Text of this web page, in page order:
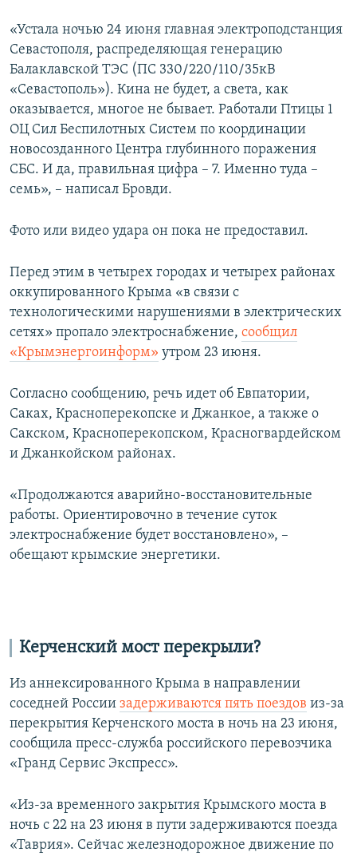
«Устала ночью 24 июня главная электроподстанция
Севастополя, распределяющая генерацию
Балаклавской ТЭС (ПС 330/220/110/35кВ
«Севастополь»). Кина не будет, а света, как
оказывается, многое не бывает. Работали Птицы 1
ОЦ Сил Беспилотных Систем по координации
новосозданного Центра глубинного поражения
СБС. И да, правильная цифра – 7. Именно туда –
семь», – написал Бровди.
Фото или видео удара он пока не предоставил.
Перед этим в четырех городах и четырех районах
оккупированного Крыма «в связи с
технологическими нарушениями в электрических
сетях» пропало электроснабжение, сообщил
«Крымэнергоинформ» утром 23 июня.
Согласно сообщению, речь идет об Евпатории,
Саках, Красноперекопске и Джанкое, а также о
Сакском, Красноперекопском, Красногвардейском
и Джанкойском районах.
«Продолжаются аварийно-восстановительные
работы. Ориентировочно в течение суток
электроснабжение будет восстановлено», –
обещают крымские энергетики.
Керченский мост перекрыли?
Из аннексированного Крыма в направлении
соседней России задерживаются пять поездов из-за
перекрытия Керченского моста в ночь на 23 июня,
сообщила пресс-служба российского перевозчика
«Гранд Сервис Экспресс».
«Из-за временного закрытия Крымского моста в
ночь с 22 на 23 июня в пути задерживаются поезда
«Таврия». Сейчас железнодорожное движение по